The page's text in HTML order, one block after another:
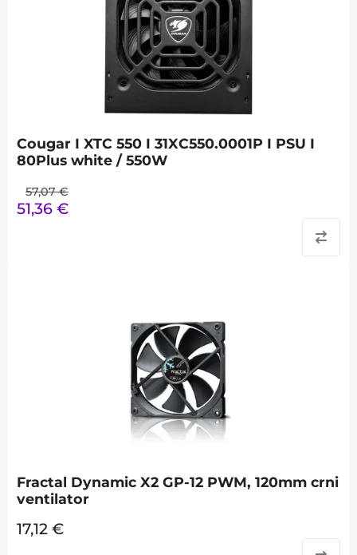
Cougar I XTC 550 I 31XC550.0001P I PSU I
80Plus white / 550W
57,07 €
51,36 €
Fractal Dynamic X2 GP-12 PWM, 120mm crni
ventilator
17,12 €